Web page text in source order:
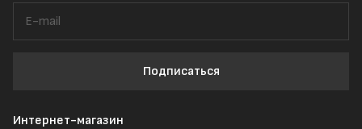
Подписаться
Интернет-магазин